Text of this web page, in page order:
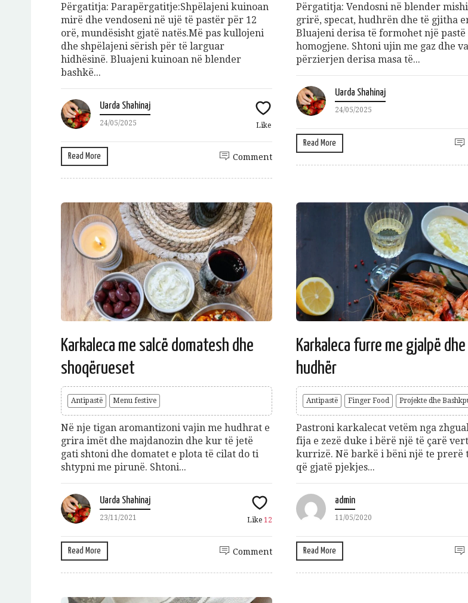
Përgatitja: Parapërgatitje:Shpëlajeni kuinoan
mirë dhe vendoseni në ujë të pastër për 12
orë, mundësisht gjatë natës.Më pas kullojeni
dhe shpëlajeni sërish për të larguar
hidhësinë. Bluajeni kuinoan në blender
bashkë...
Uarda Shahinaj
24/05/2025 Like
Read More Comment
Përgatitja: Vendosni në blender
grirë, specat, hudhrën dhe të gjitha
Bluajeni derisa të formohet një pastë
homogjene. Shtoni ujin me gaz dhe
përzierjen derisa masa të...
Uarda Shahinaj
24/05/2025
Read More
Karkaleca me salcë domatesh dhe
shoqërueset
Antipastë Menu festive
Në nje tigan aromantizoni vajin me hudhrat e
grira imët dhe majdanozin dhe kur të jetë
gati shtoni dhe domatet e plota të cilat do ti
shtypni me pirunë. Shtoni...
Uarda Shahinaj
23/11/2021 Like 12
Read More Comment
Karkaleca furre me gjalpë dhe
hudhër
Antipastë Finger Food Projekte dhe
Pastroni karkalecat vetëm nga
fija e zezë duke i bërë një të çarë
kurrizë. Në barkë i bëni një te prerë
që gjatë pjekjes...
admin
11/05/2020
Read More